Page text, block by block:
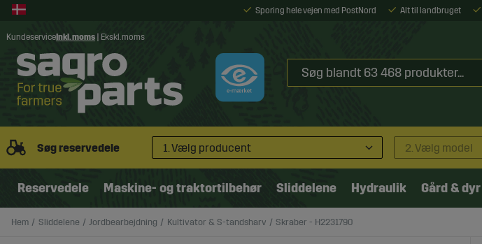
Sporing hele vejen med PostNord Alt til landbruget
Kundeservice Inkl. moms Ekskl. moms
Søg reservedele 1. Vælg producent 2. Vælg model
Reservedele Maskine- og traktortilbehør Sliddelene Hydraulik Gård & dyr
Hem Sliddelene Jordbearbejdning Kultivator & S-tandsharv Skraber - H2231790